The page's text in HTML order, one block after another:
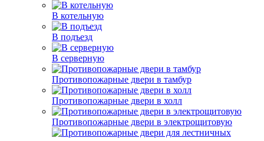
В котельную
В подъезд
В серверную
Противопожарные двери в тамбур
Противопожарные двери в холл
Противопожарные двери в электрощитовую